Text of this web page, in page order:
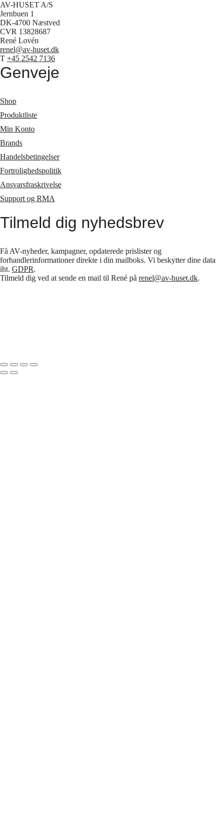
AV-HUSET A/S
Jernbuen 1
DK-4700 Næstved
CVR 13828687
René Lovén
renel@av-huset.dk
T +45 2542 7136
Genveje
Shop
Produktliste
Min Konto
Brands
Handelsbetingelser
Fortrolighedspolitik
Ansvarsfraskrivelse
Support og RMA
Tilmeld dig nyhedsbrev
Få AV-nyheder, kampagner, opdaterede prislister og
forhandlerinformationer direkte i din mailboks. Vi beskytter dine data
iht. GDPR.
Tilmeld dig ved at sende en mail til René på renel@av-huset.dk.